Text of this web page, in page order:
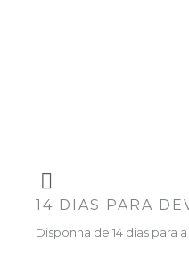
14 DIAS PARA
Disponha de 14 dias para